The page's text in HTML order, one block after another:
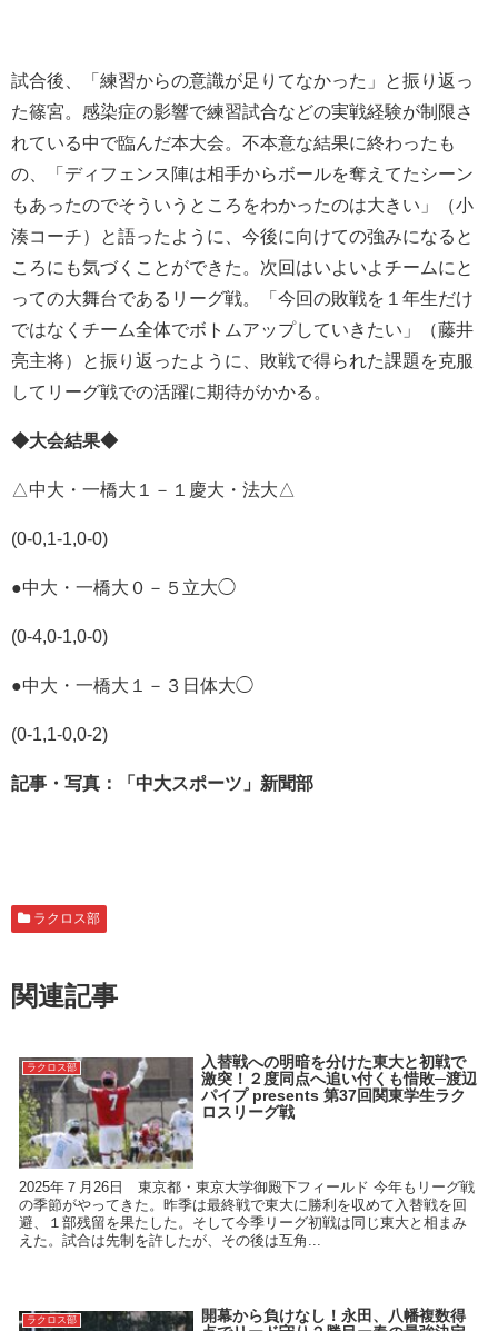
試合後、「練習からの意識が足りてなかった」と振り返っ
た篠宮。感染症の影響で練習試合などの実戦経験が制限さ
れている中で臨んだ本大会。不本意な結果に終わったも
の、「ディフェンス陣は相手からボールを奪えてたシーン
もあったのでそういうところをわかったのは大きい」（小
湊コーチ）と語ったように、今後に向けての強みになると
ころにも気づくことができた。次回はいよいよチームにと
っての大舞台であるリーグ戦。「今回の敗戦を１年生だけ
ではなくチーム全体でボトムアップしていきたい」（藤井
亮主将）と振り返ったように、敗戦で得られた課題を克服
してリーグ戦での活躍に期待がかかる。
◆大会結果◆
△中大・一橋大１－１慶大・法大△
(0-0,1-1,0-0)
●中大・一橋大０－５立大◯
(0-4,0-1,0-0)
●中大・一橋大１－３日体大◯
(0-1,1-0,0-2)
記事・写真： 「中大スポーツ」新聞部
ラクロス部
関連記事
ラクロス部
入替戦への明暗を分けた東大と初戦で
激突！２度同点へ追い付くも惜敗─渡辺
パイプ presents 第37回関東学生ラク
ロスリーグ戦
2025年７月26日 東京都・東京大学御殿下フィールド 今年もリーグ戦
の季節がやってきた。昨季は最終戦で東大に勝利を収めて入替戦を回
避、１部残留を果たした。そして今季リーグ初戦は同じ東大と相まみ
えた。試合は先制を許したが、その後は互角...
ラクロス部
開幕から負けなし！永田、八幡複数得